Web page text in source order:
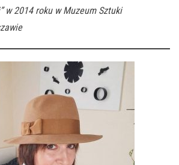
w 2014 roku w Muzeum Sztuki